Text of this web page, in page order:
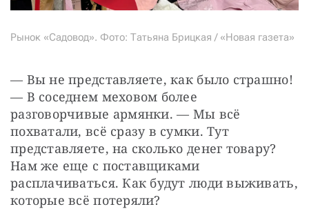
Рынок «Садовод». Фото: Татьяна Брицкая / «Новая газета»
— Вы не представляете, как было страшно!
— В соседнем меховом более
разговорчивые армянки. — Мы всё
похватали, всё сразу в сумки. Тут
представляете, на сколько денег товару?
Нам же еще с поставщиками
расплачиваться. Как будут люди выживать,
которые всё потеряли?